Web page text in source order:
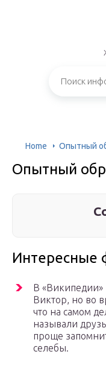
Home Опытный
Опытный
Интересные
В «Википедии»
Виктор, но во
что на самом
называли
проще
селебы.